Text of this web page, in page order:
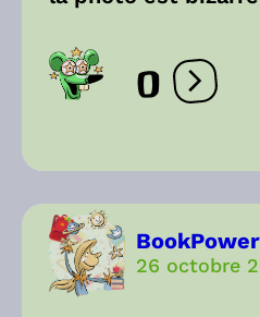
0 Ouvrir
BookPower
26 octobre